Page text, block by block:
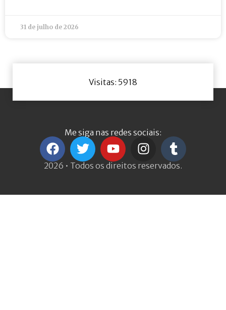
31 de julho de 2026
Visitas: 5918
Me siga nas redes sociais:
2026 • Todos os direitos reservados.